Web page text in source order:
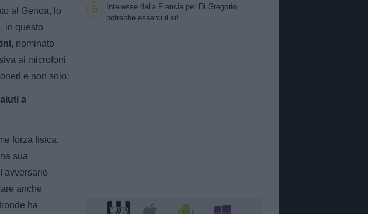
al Genoa, lo
in questo
nominato
ai microfoni
e non solo:
a
forza fisica.
sua
anche
ha
5
Interesse dalla Francia per Di Gregorio,
potrebbe esserci il si!